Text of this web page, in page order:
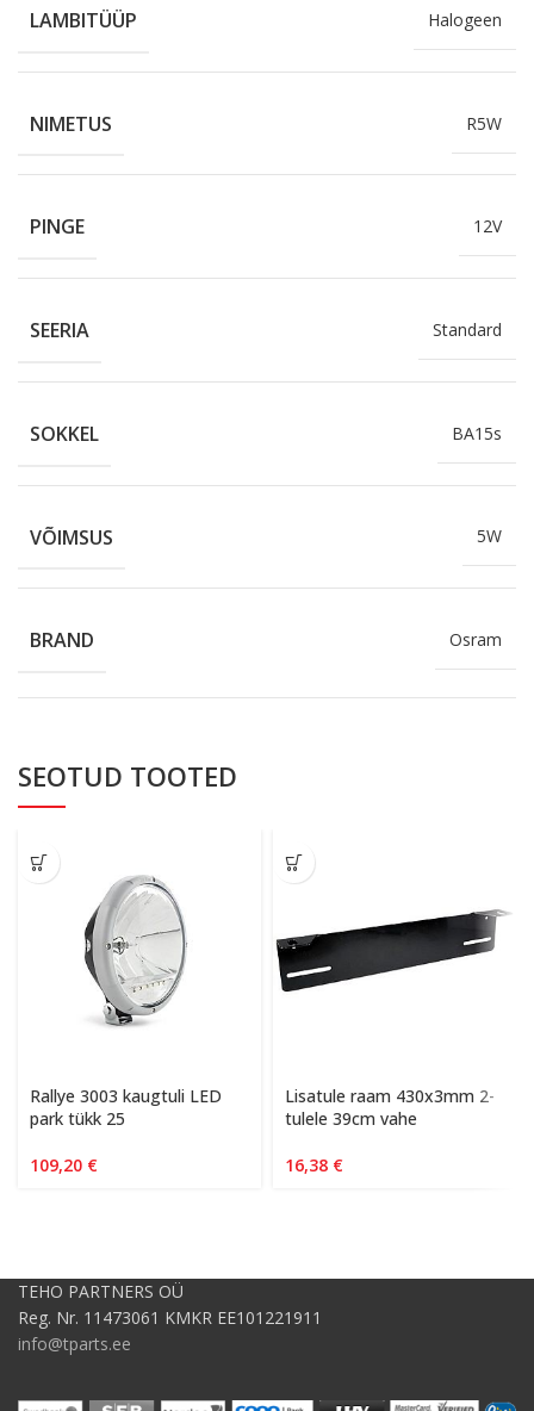
LAMBITÜÜP
Halogeen
NIMETUS R5W
PINGE 12V
SEERIA Standard
SOKKEL BA15s
VÕIMSUS 5W
BRAND Osram
SEOTUD TOOTED
Rallye 3003 kaugtuli LED
park tükk 25
109,20 €
Lisatule raam 430x3mm 2-
tulele 39cm vahe
16,38 €
TEHO PARTNERS OÜ
Reg. Nr. 11473061 KMKR EE101221911
info@tparts.ee